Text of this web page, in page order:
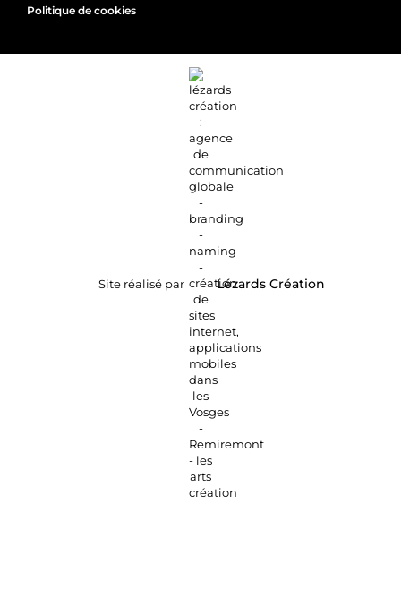
Politique de cookies
Site réalisé par Lézards Création